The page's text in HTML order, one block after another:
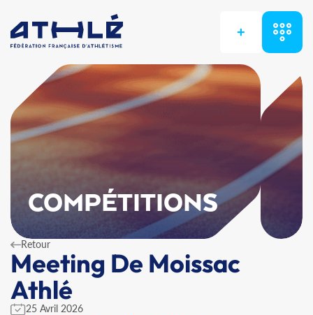
+
COMPÉTITIONS
Retour
Meeting De Moissac
Athlé
25 Avril 2026